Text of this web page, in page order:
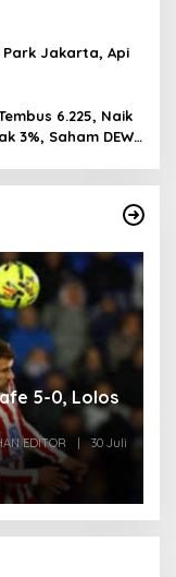
Jakarta, Api
6.225, Naik
3%, Saham DEWA
5-0, Lolos
EDITOR |
30 Juli